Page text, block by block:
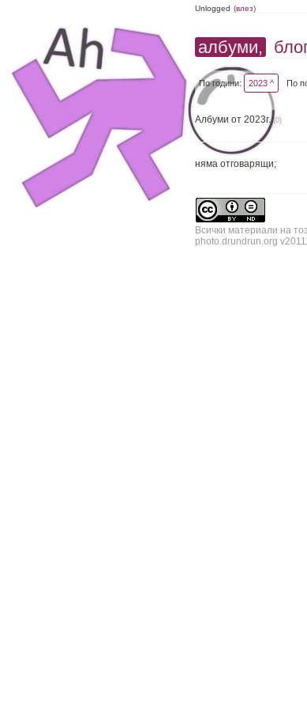
Unlogged (влез)
албуми,
По години: 2023 ^ По
Албуми от 2023г. (0)
няма отговарящи;
Всички материали на
photo.drundrun.org